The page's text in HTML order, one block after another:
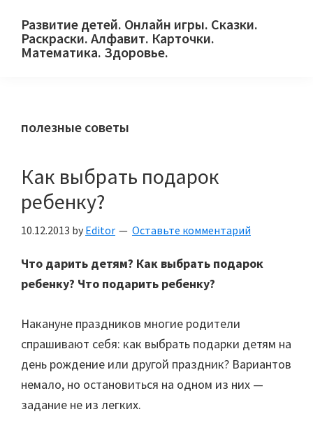
primary
main
primary
Развитие детей. Онлайн игры. Сказки.
Раскраски. Алфавит. Карточки.
Математика. Здоровье.
и
родителей.
полезные советы
Как выбрать подарок
ребенку?
10.12.2013 by Editor Оставьте комментарий
Что дарить детям? Как выбрать подарок
ребенку? Что подарить ребенку?
Накануне праздников многие родители
спрашивают себя: как выбрать подарки детям на
день рождение или другой праздник? Вариантов
немало, но остановиться на одном из них —
задание не из легких.